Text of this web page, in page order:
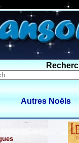
0 $limitbot 1
Autres Noëls